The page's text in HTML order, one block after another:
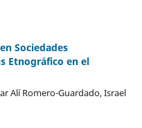
Sociedades
Etnográfico en el
Alí Romero-Guardado, Israel